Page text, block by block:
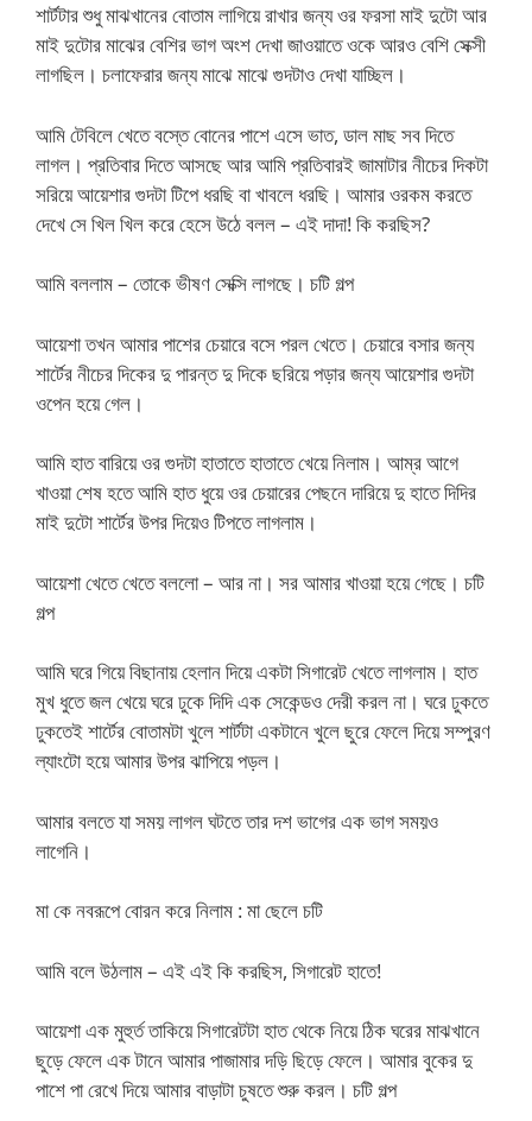
শার্টটার শুধু মাঝখানের বোতাম লাগিয়ে রাখার জন্য ওর ফরসা মাই দুটো আর
মাই দুটোর মাঝের বেশির ভাগ অংশ দেখা জাওয়াতে ওকে আরও বেশি সেক্সী
লাগছিল। চলাফেরার জন্য মাঝে মাঝে গুদটাও দেখা যাচ্ছিল।
আমি টেবিলে খেতে বস্তে বোনের পাশে এসে ভাত, ডাল মাছ সব দিতে
লাগল। প্রতিবার দিতে আসছে আর আমি প্রতিবারই জামাটার নীচের দিকটা
সরিয়ে আয়েশার গুদটা টিপে ধরছি বা খাবলে ধরছি। আমার ওরকম করতে
দেখে সে খিল খিল করে হেসে উঠে বলল – এই দাদা! কি করছিস?
আমি বললাম – তোকে ভীষণ সেক্সি লাগছে। চটি গল্প
আয়েশা তখন আমার পাশের চেয়ারে বসে পরল খেতে। চেয়ারে বসার জন্য
শার্টের নীচের দিকের দু পারন্ত দু দিকে ছরিয়ে পড়ার জন্য আয়েশার গুদটা
ওপেন হয়ে গেল।
আমি হাত বারিয়ে ওর গুদটা হাতাতে হাতাতে খেয়ে নিলাম। আম্র আগে
খাওয়া শেষ হতে আমি হাত ধুয়ে ওর চেয়ারের পেছনে দারিয়ে দু হাতে দিদির
মাই দুটো শার্টের উপর দিয়েও টিপতে লাগলাম।
আয়েশা খেতে খেতে বললো – আর না। সর আমার খাওয়া হয়ে গেছে। চটি
গল্প
আমি ঘরে গিয়ে বিছানায় হেলান দিয়ে একটা সিগারেট খেতে লাগলাম। হাত
মুখ ধুতে জল খেয়ে ঘরে ঢুকে দিদি এক সেকেন্ডও দেরী করল না। ঘরে ঢুকতে
ঢুকতেই শার্টের বোতামটা খুলে শার্টটা একটানে খুলে ছুরে ফেলে দিয়ে সম্পুরণ
ল্যাংটো হয়ে আমার উপর ঝাপিয়ে পড়ল।
আমার বলতে যা সময় লাগল ঘটতে তার দশ ভাগের এক ভাগ সময়ও
লাগেনি।
মা কে নবরূপে বোরন করে নিলাম : মা ছেলে চটি
আমি বলে উঠলাম – এই এই কি করছিস, সিগারেট হাতে!
আয়েশা এক মুহুর্ত তাকিয়ে সিগারেটটা হাত থেকে নিয়ে ঠিক ঘরের মাঝখানে
ছুড়ে ফেলে এক টানে আমার পাজামার দড়ি ছিড়ে ফেলে। আমার বুকের দু
পাশে পা রেখে দিয়ে আমার বাড়াটা চুষতে শুরু করল। চটি গল্প